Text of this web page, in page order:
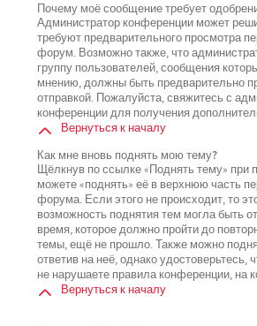
Почему моё сообщение требует
Администратор конференции может
требуют предварительного просмотра
форум. Возможно также, что
группу пользователей, сообщения
мнению, должны быть предварительно
отправкой. Пожалуйста, свяжитесь с
конференции для получения
Вернуться к началу
Как мне вновь поднять мою тему?
Щёлкнув по ссылке «Поднять тему» при
можете «поднять» её в верхнюю часть
форума. Если этого не происходит, то
возможность поднятия тем могла быть
время, которое должно пройти до
темы, ещё не прошло. Также можно
ответив на неё, однако
не нарушаете правила конференции, на
Вернуться к началу